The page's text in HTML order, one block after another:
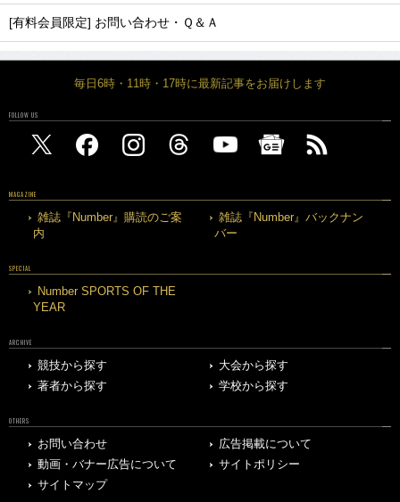
[有料会員限定] お問い合わせ・Ｑ＆Ａ
毎日6時・11時・17時に最新記事をお届けします
FOLLOW US
MAGAZINE
雑誌『Number』購読のご案
内
雑誌『Number』バックナン
バー
SPECIAL
Number SPORTS OF THE
YEAR
ARCHIVE
競技から探す
大会から探す
著者から探す
学校から探す
OTHERS
お問い合わせ
広告掲載について
動画・バナー広告について
サイトポリシー
サイトマップ